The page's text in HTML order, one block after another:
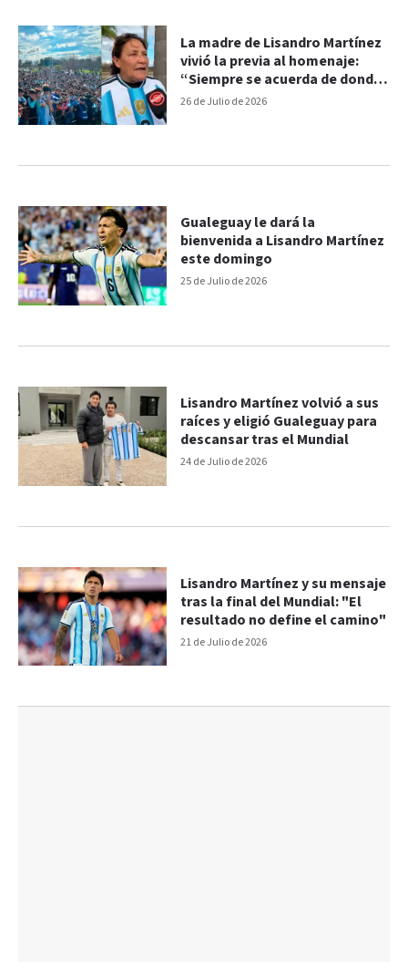
26 de Julio de 2026
La madre de Lisandro Martínez
vivió la previa al homenaje:
“Siempre se acuerda de donde
nació”
25 de Julio de 2026
Gualeguay le dará la
bienvenida a Lisandro Martínez
este domingo
24 de Julio de 2026
Lisandro Martínez volvió a sus
raíces y eligió Gualeguay para
descansar tras el Mundial
21 de Julio de 2026
Lisandro Martínez y su mensaje
tras la final del Mundial: "El
resultado no define el camino"